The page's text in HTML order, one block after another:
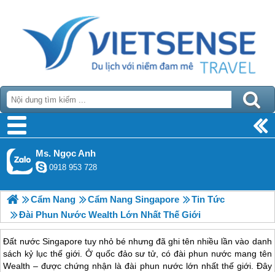
Ms. Ngọc Anh
0918 953 728
Cẩm Nang Cẩm Nang Singapore
Tin Tức
Đài Phun Nước Wealth Lớn Nhất Thế Giới
Đất nước Singapore tuy nhỏ bé nhưng đã ghi tên nhiều lần vào danh
sách kỷ lục thế giới. Ở quốc đảo sư tử, có đài phun nước mang tên
Wealth – được chứng nhận là đài phun nước lớn nhất thế giới. Đây